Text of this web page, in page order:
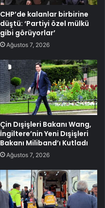
CHP’de kalanlar birbirine
düştü: ‘Partiyi özel mülkü
gibi görüyorlar’
Ağustos 7, 2026
Çin Dışişleri Bakanı Wang,
İngiltere’nin Yeni Dışişleri
Bakanı Miliband’ı Kutladı
Ağustos 7, 2026